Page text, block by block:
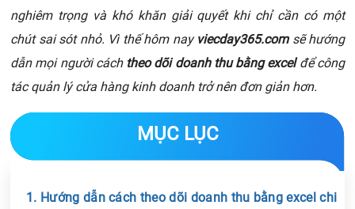
nghiêm trọng và khó khăn giải quyết khi chỉ cần có một
chút sai sót nhỏ. Vì thế hôm nayviecday365.comsẽ hướng
dẫn mọi người cách theo dõi doanh thu bằng excelđể công
tác quản lý cửa hàng kinh doanh trở nên đơn giản hơn.
MỤC LỤC
1. Hướng dẫn cách theo dõi doanh thu bằng excel chi